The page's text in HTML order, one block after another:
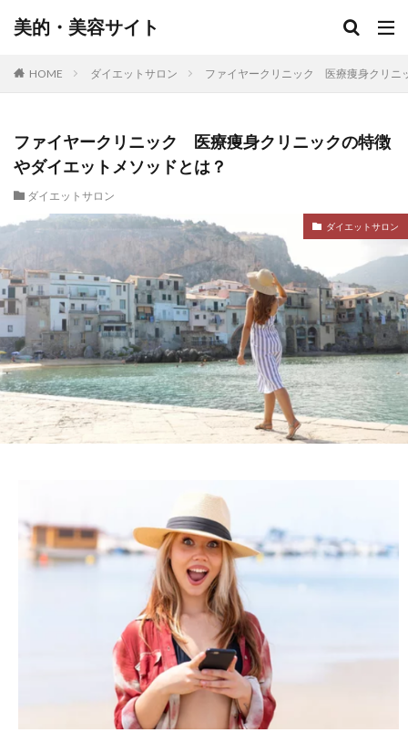
美的・美容サイト
HOME ダイエットサロン ファイヤークリニック 医療痩身クリニ
ファイヤークリニック 医療痩身クリニックの特徴
やダイエットメソッドとは？
ダイエットサロン
ダイエットサロン